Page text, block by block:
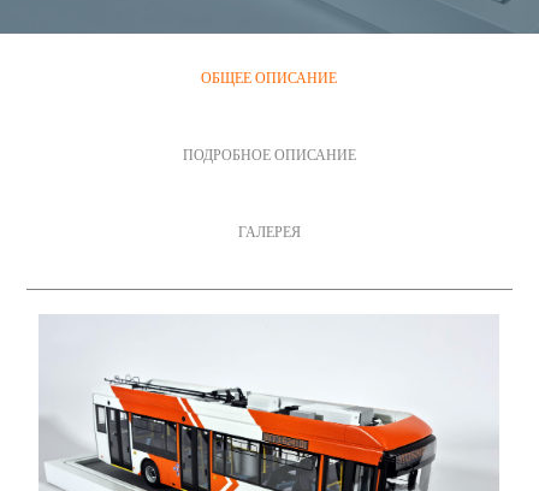
ОБЩЕЕ ОПИСАНИЕ
ПОДРОБНОЕ ОПИСАНИЕ
ГАЛЕРЕЯ